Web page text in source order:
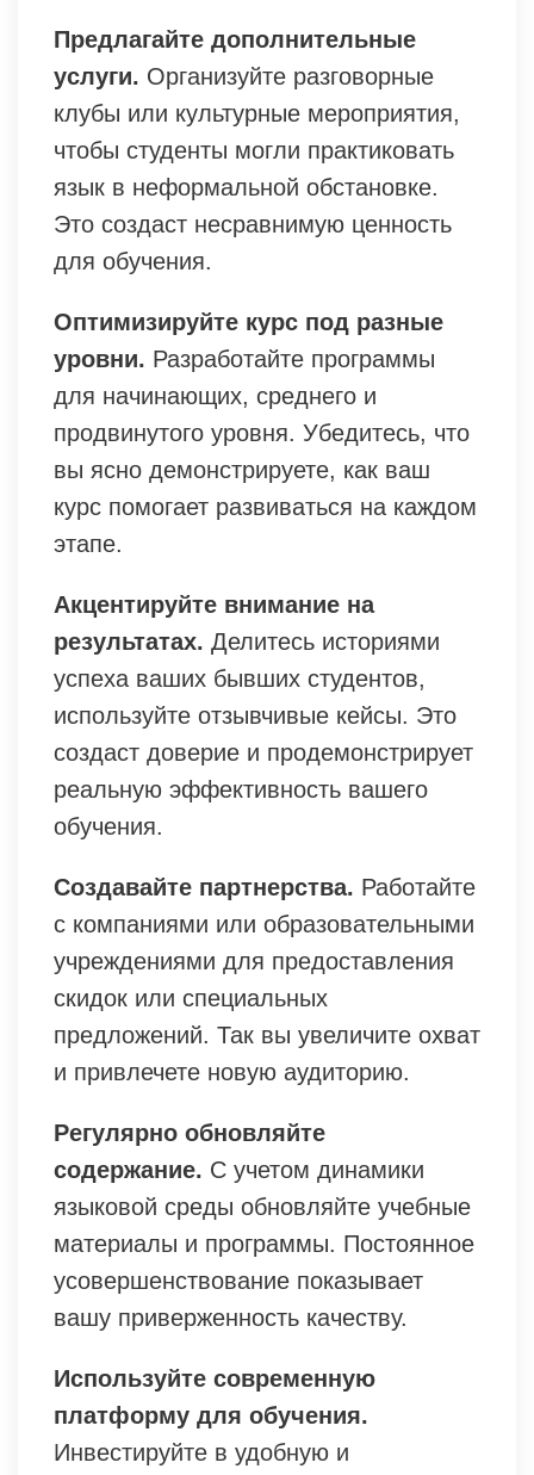
Предлагайте дополнительные
услуги. Организуйте разговорные
клубы или культурные мероприятия,
чтобы студенты могли практиковать
язык в неформальной обстановке.
Это создаст несравнимую ценность
для обучения.
Оптимизируйте курс под разные
уровни. Разработайте программы
для начинающих, среднего и
продвинутого уровня. Убедитесь, что
вы ясно демонстрируете, как ваш
курс помогает развиваться на каждом
этапе.
Акцентируйте внимание на
результатах. Делитесь историями
успеха ваших бывших студентов,
используйте отзывчивые кейсы. Это
создаст доверие и продемонстрирует
реальную эффективность вашего
обучения.
Создавайте партнерства. Работайте
с компаниями или образовательными
учреждениями для предоставления
скидок или специальных
предложений. Так вы увеличите охват
и привлечете новую аудиторию.
Регулярно обновляйте
содержание. С учетом динамики
языковой среды обновляйте учебные
материалы и программы. Постоянное
усовершенствование показывает
вашу приверженность качеству.
Используйте современную
платформу для обучения.
Инвестируйте в удобную и